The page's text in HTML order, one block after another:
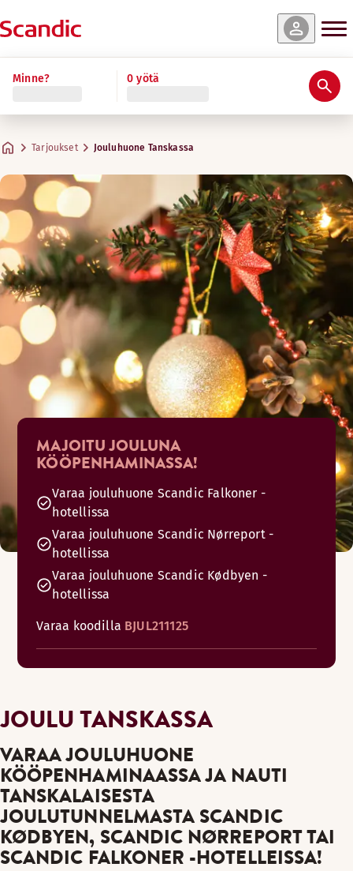
Minne? 0 yötä
Tarjoukset Jouluhuone Tanskassa
MAJOITU JOULUNA
KÖÖPENHAMINASSA!
Varaa jouluhuone Scandic Falkoner -
hotellissa
Varaa jouluhuone Scandic Nørreport -
hotellissa
Varaa jouluhuone Scandic Kødbyen -
hotellissa
Varaa koodilla BJUL211125
JOULU TANSKASSA
VARAA JOULUHUONE
KÖÖPENHAMINAASSA JA NAUTI
TANSKALAISESTA
JOULUTUNNELMASTA SCANDIC
KØDBYEN, SCANDIC NØRREPORT TAI
SCANDIC FALKONER -HOTELLEISSA!